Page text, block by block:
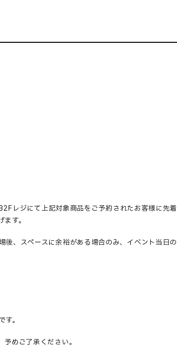
レジにて上記対象商品をご予約されたお客様に先
す。
後、スペースに余裕がある場合のみ、イベント当日
。
めご了承ください。